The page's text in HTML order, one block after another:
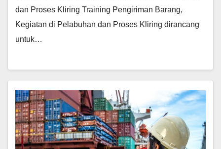
dan Proses Kliring Training Pengiriman Barang,
Kegiatan di Pelabuhan dan Proses Kliring dirancang
untuk…